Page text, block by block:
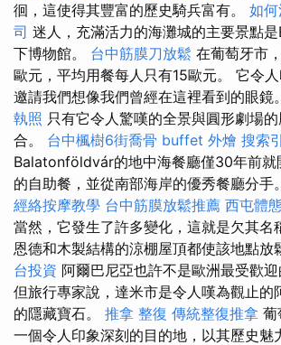
徊，這使得其豐富的歷史騎兵富有。 如
司 迷人，充滿活力的海灘城的主要景點
下博物館。 台中筋膜刀放鬆 在葡萄牙市
歐元，平均用餐每人只有15歐元。 它令
邀請我們想像我們曾經在這裡看到的眼鏡
執照 只有它令人驚嘆的全景與圓形劇場
合。 台中楓樹6街喬骨 buffet 外燴 搜索
Balatonföldvár的地中海餐廳僅30年前就
的自助餐，並從南部海岸的優秀餐廳分手
經絡按摩教學 台中筋膜放鬆推薦 西屯體
當然，它發生了許多變化，這就是欠其名
恩德和木製結構的涼棚屋頂都使該地點放
台投資 阿爾巴尼亞也許不是歐洲最受歡迎
但旅行專家說，達米市是令人嘆為觀止的
的隱藏寶石。 推拿 整復 傳統整復推拿 葡
一個令人印象深刻的目的地，以其歷史魅